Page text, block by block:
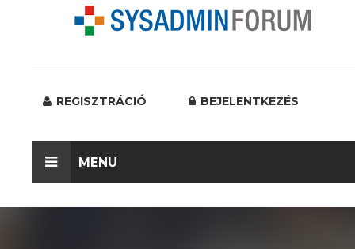
REGISZTRÁCIÓ BEJELENTKEZÉS
MENU